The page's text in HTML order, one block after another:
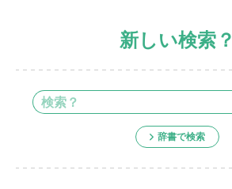
新しい検索？
辞書で検索